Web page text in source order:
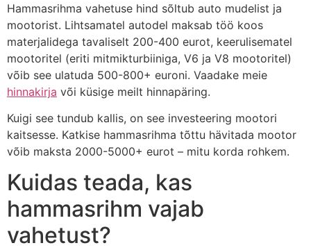
Hammasrihma vahetuse hind sõltub auto mudelist ja
mootorist. Lihtsamatel autodel maksab töö koos
materjalidega tavaliselt 200-400 eurot, keerulisematel
mootoritel (eriti mitmik­turbiiniga, V6 ja V8 mootoritel)
võib see ulatuda 500-800+ euroni. Vaadake meie
hinnakirja või küsige meilt hinnapäring.
Kuigi see tundub kallis, on see investeering mootori
kaitsesse. Katkise hammasrihma tõttu hävitada mootor
võib maksta 2000-5000+ eurot – mitu korda rohkem.
Kuidas teada, kas
hammasrihm vajab
vahetust?